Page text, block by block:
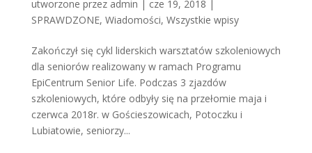
utworzone przez admin | cze 19, 2018 |
SPRAWDZONE, Wiadomości, Wszystkie wpisy
Zakończył się cykl liderskich warsztatów szkoleniowych
dla seniorów realizowany w ramach Programu
EpiCentrum Senior Life. Podczas 3 zjazdów
szkoleniowych, które odbyły się na przełomie maja i
czerwca 2018r. w Gościeszowicach, Potoczku i
Lubiatowie, seniorzy...